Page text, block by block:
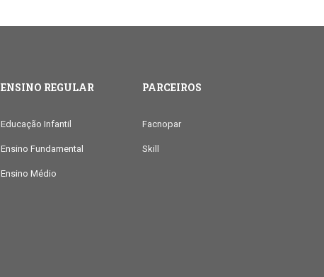
ENSINO REGULAR
Educação Infantil
Ensino Fundamental
Ensino Médio
PARCEIROS
Facnopar
Skill